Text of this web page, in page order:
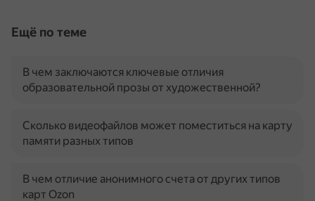
Ещё по теме
В чем заключаются ключевые отличия
образовательной прозы от художественной?
Сколько видеофайлов может поместиться на карту
памяти разных типов
В чем отличие анонимного счета от других типов
карт Ozon